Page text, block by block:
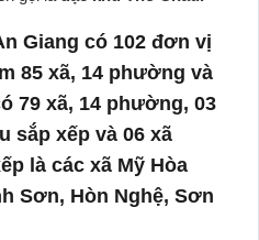
Giang có 102 đơn vị
85 xã, 14 phường và
79 xã, 14 phường, 03
sắp xếp và 06 xã
là các xã Mỹ Hòa
Sơn, Hòn Nghệ, Sơn